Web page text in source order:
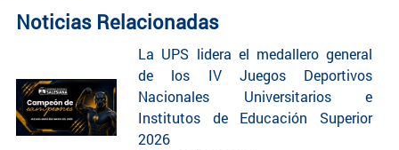
Noticias Relacionadas
La UPS lidera el medallero general
de los IV Juegos Deportivos
Nacionales Universitarios e
Institutos de Educación Superior
2026